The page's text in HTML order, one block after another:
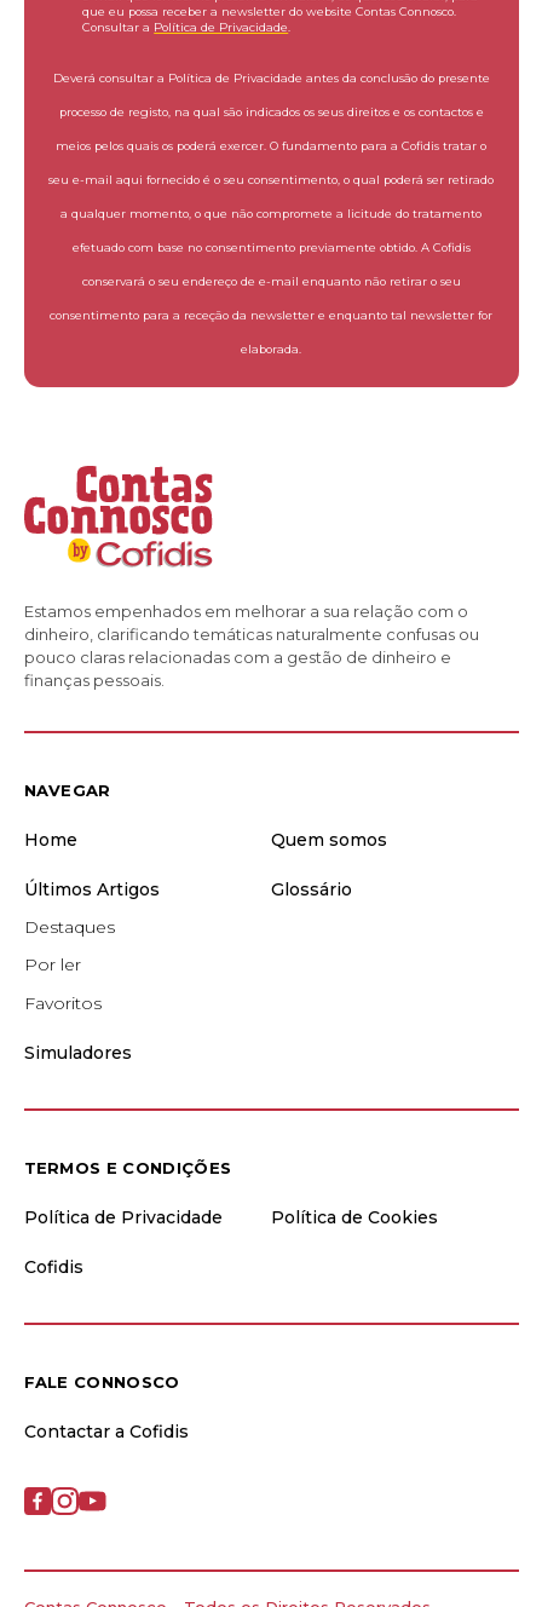
que eu possa receber a newsletter do website Contas Connosco.
Consultar a Política de Privacidade
Deverá consultar a Política de Privacidade antes da conclusão do presente
processo de registo, na qual são indicados os seus direitos e os contactos e
meios pelos quais os poderá exercer. O fundamento para a Cofidis tratar o
seu e-mail aqui fornecido é o seu consentimento, o qual poderá ser retirado
a qualquer momento, o que não compromete a licitude do tratamento
efetuado com base no consentimento previamente obtido. A Cofidis
conservará o seu endereço de e-mail enquanto não retirar o seu
consentimento para a receção da newsletter e enquanto tal newsletter for
elaborada.
Estamos empenhados em melhorar a sua relação com o
dinheiro, clarificando temáticas naturalmente confusas ou
pouco claras relacionadas com a gestão de dinheiro e
finanças pessoais.
NAVEGAR
Home Quem somos
Últimos Artigos
Destaques
Por ler
Favoritos
Glossário
Simuladores
TERMOS E CONDIÇÕES
Política de Privacidade Política de Cookies
Cofidis
FALE CONNOSCO
Contactar a Cofidis